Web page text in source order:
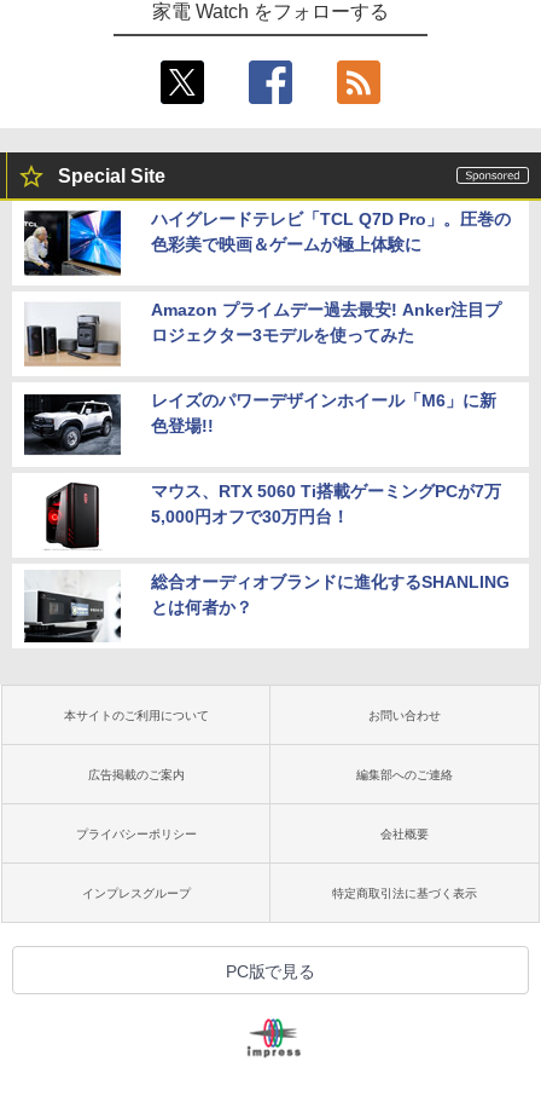
家電 Watch をフォローする
Special Site
ハイグレードテレビ「TCL Q7D Pro」。圧巻の
色彩美で映画＆ゲームが極上体験に
Amazon プライムデー過去最安! Anker注目プ
ロジェクター3モデルを使ってみた
レイズのパワーデザインホイール「M6」に新
色登場!!
マウス、RTX 5060 Ti搭載ゲーミングPCが7万
5,000円オフで30万円台！
総合オーディオブランドに進化するSHANLING
とは何者か？
本サイトのご利用について お問い合わせ
広告掲載のご案内 編集部へのご連絡
プライバシーポリシー 会社概要
インプレスグループ 特定商取引法に基づく表示
PC版で見る